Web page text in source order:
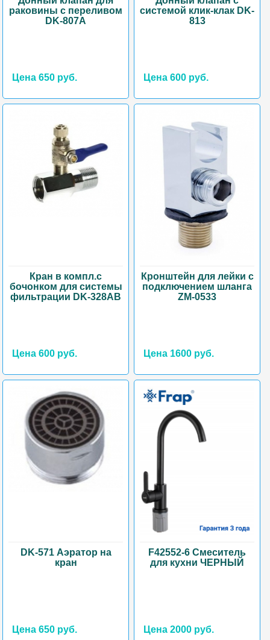
раковины с переливом
DK-807А
Цена 650 руб.
системой клик-клак DK-
813
Цена 600 руб.
Кран в компл.с
бочонком для системы
фильтрации DK-328AB
Цена 600 руб.
Кронштейн для лейки с
подключением шланга
ZM-0533
Цена 1600 руб.
DK-571 Аэратор на
кран
Цена 650 руб.
F42552-6 Смеситель
для кухни ЧЕРНЫЙ
Цена 2000 руб.